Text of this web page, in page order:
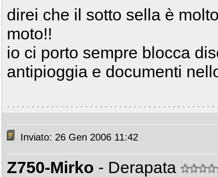
direi che il sotto sella è
moto!!
io ci porto sempre blocca
antipioggia e documenti
Inviato: 26 Gen 2006 11:42
Z750-Mirko - Derapata